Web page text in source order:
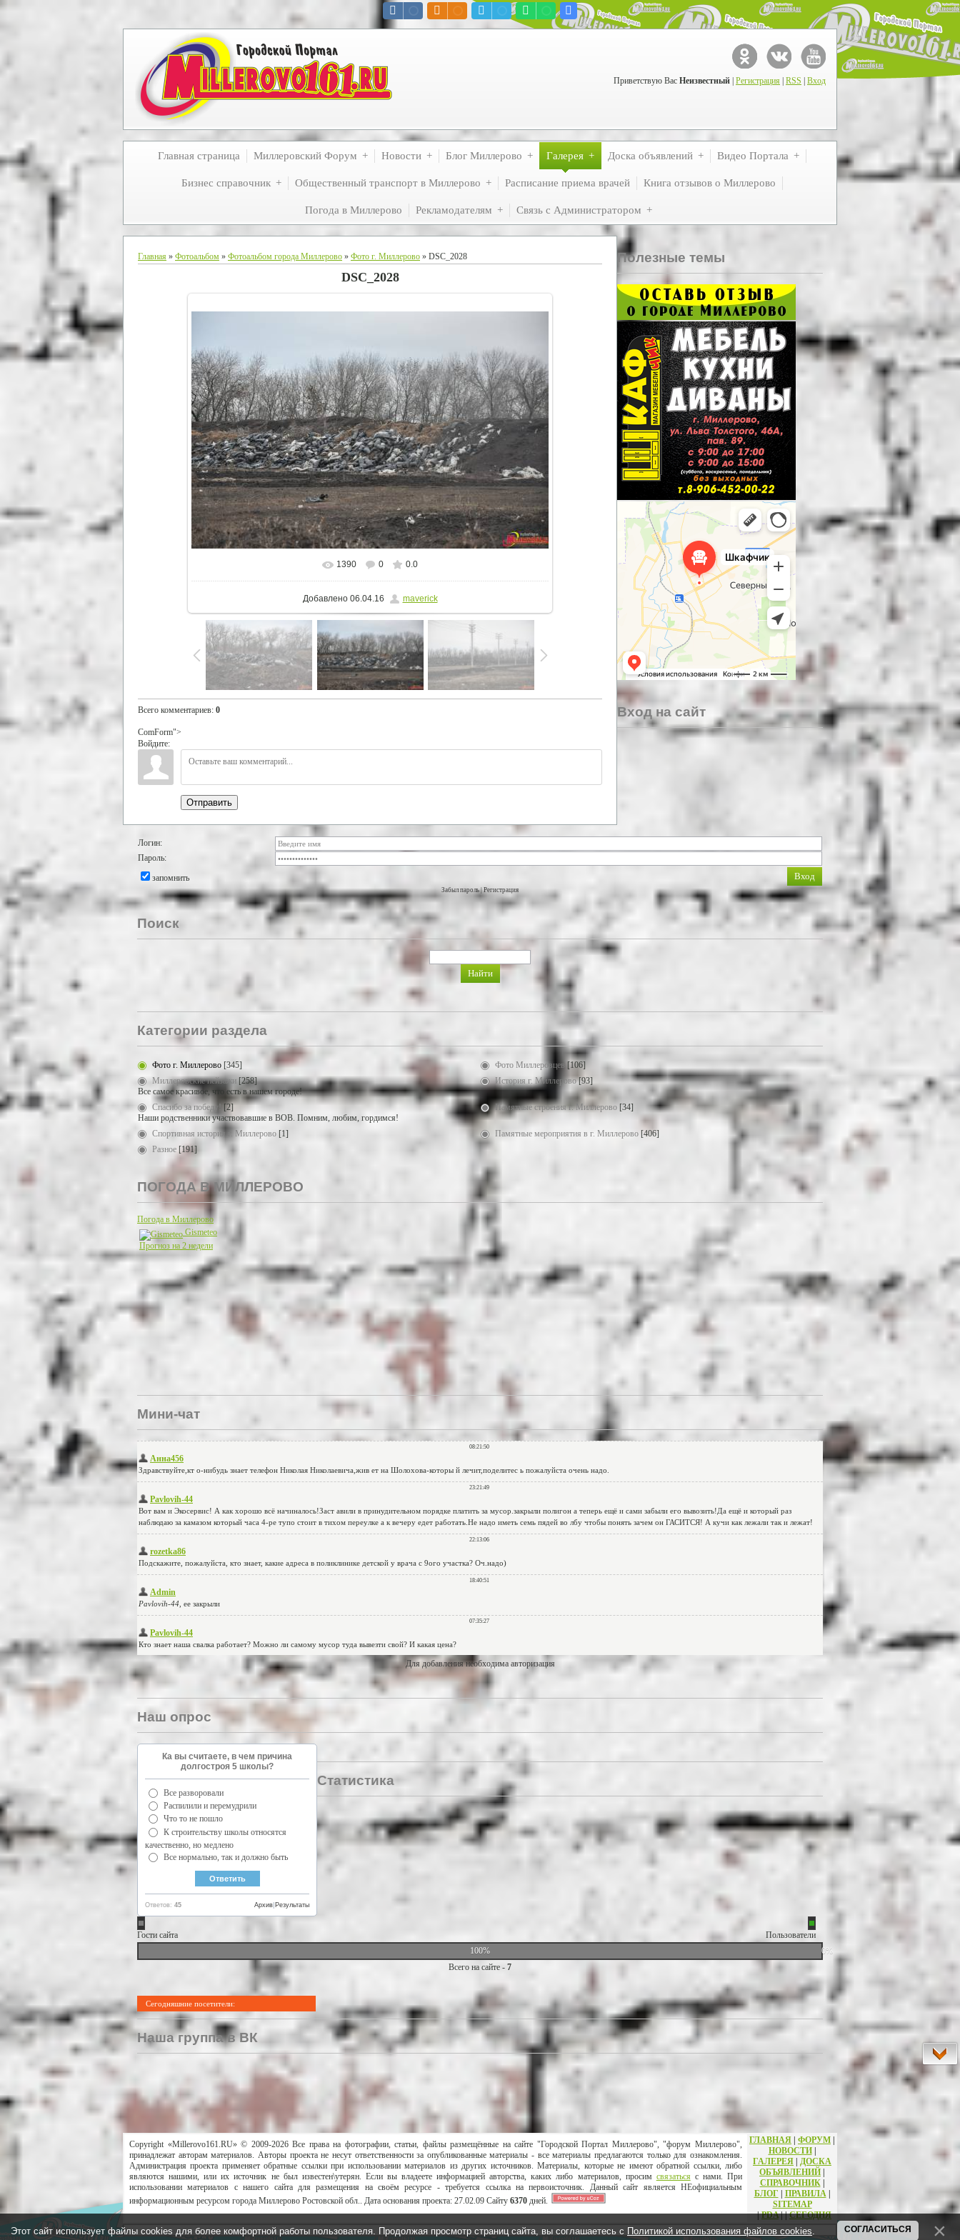
Приветствую Вас Неизвестный Регистрация RSS Вход
Главная страница Миллеровский Форум Новости Блог Миллерово Галерея Доска объявлений Видео Портала
Бизнес справочник Общественный транспорт в Миллерово Расписание приема врачей Книга отзывов о Миллерово
Погода в Миллерово Рекламодателям Связь с Администратором
Главная » Фотоальбом » Фотоальбом города Миллерово » Фото г. Миллерово » DSC_2028
DSC_2028
В реальном размере 1500x996
1390 0 0.0
Добавлено06.04.16 maverick
Всего комментариев: 0
ComForm">
Войдите:
Отправить
Полезные темы
Вход на сайт
Логин:
Пароль:
запомнить
Забыл пароль|Регистрация
Поиск
Категории раздела
Фото г. Миллерово [345] Фото Миллеровцев [106]
Миллеровские пейзажи [258]
Все самое красивое, что есть в нашем городе!
История г. Миллерово [93]
Спасибо за победу! [2]
Наши родственники участвовавшие в ВОВ. Помним, любим, гордимся!
Памятные строения г. Миллерово [34]
Спортивная история г. Миллерово [1] Памятные мероприятия в г. Миллерово [406]
Разное [191]
ПОГОДА В МИЛЛЕРОВО
Погода в Миллерово
Gismeteo
Прогноз на 2 недели
Мини-чат
Для добавления необходима авторизация
Наш опрос
Ка вы считаете, в чем причина
долгостроя 5 школы?
Все разворовали
Распилили и перемудрили
Что то не пошло
К строительству школы относятся
качественно, но медлено
Все нормально, так и должно быть
Ответов: 45 Результаты
Архив
Статистика
Гости сайта
Пользователи
100%
0%
Всего на сайте - 7
Сегодняшние посетители:
Наша группа в ВК
Copyright «Millerovo161.RU» © 2009-2026 Все права на фотографии, статьи, файлы размещённые на сайте "Городской Портал Миллерово", "форум Миллерово",
принадлежат авторам материалов. Авторы проекта не несут ответственности за опубликованные материалы - все материалы предлагаются только для ознакомления.
Администрация проекта применяет обратные ссылки при использовании материалов из других источников. Материалы, которые не имеют обратной ссылки, либо
являются нашими, или их источник не был известен\утерян. Если вы владеете информацией авторства, каких либо материалов, просим связатьсяс нами. При
использовании материалов с нашего сайта для размещения на своём ресурсе - требуется ссылка на первоисточник. Данный сайт является НЕофициальным
информационным ресурсом города Миллерово Ростовской обл.. Дата основания проекта: 27.02.09 Сайту 6370 дней.
ГЛАВНАЯ ФОРУМ
НОВОСТИ|
ГАЛЕРЕЯ
ДОСКА
ОБЪЯВЛЕНИЙ
СПРАВОЧНИК|
БЛОГ
ПРАВИЛА|
SITEMAP
|PDA||СЕГОДНЯ
Этот сайт использует файлы cookies для более комфортной работы пользователя. Продолжая просмотр страниц сайта, вы соглашаетесь с Политикой использования файлов cookies СОГЛАСИТЬСЯ